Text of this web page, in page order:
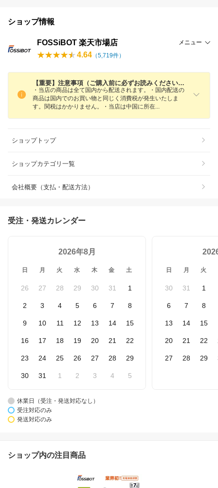
ショップ情報
FOSSiBOT 楽天市場店 メニュー
4.64 （5,719件）
【重要】注意事項（ご購入前に必ずお読みください。）
・当店の商品は全て国内から配送されます。・国内配送の
商品は国内でのお買い物と同じく消費税が発生いたしま
す。関税はかかりません。・当店は中国に所在
ショップトップ
ショップカテゴリ一覧
会社概要（支払・配送方法）
受注・発送カレンダー
2026年8月
日 月 火 水 木 金 土
26 27 28 29 30 31 1
2 3 4 5 6 7 8
9 10 11 12 13 14 15
16 17 18 19 20 21 22
23 24 25 26 27 28 29
30 31 1 2 3 4 5
日 月 火
30 31 1
6 7 8
13 14 15
20 21 22
27 28 29
休業日（受注・発送対応なし）
受注対応のみ
発送対応のみ
ショップ内の注目商品